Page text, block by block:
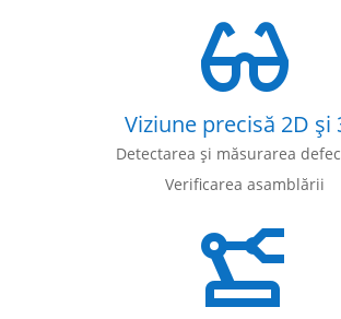
Viziune precisă 2D și
Detectarea și măsurarea
Verificarea asamblării